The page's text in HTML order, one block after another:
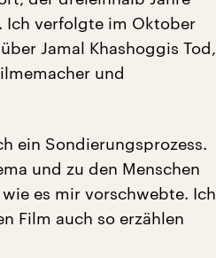
Ich verfolgte im Oktober
Jamal Khashoggis Tod,
und
ein Sondierungsprozess.
und zu den Menschen
es mir vorschwebte. Ich
Film auch so erzählen